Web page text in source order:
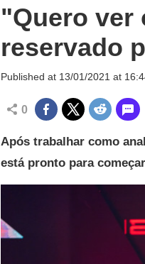
"Quero ver
reservado
Published at 13/01/2021 at
0
Após trabalhar como
está pronto para